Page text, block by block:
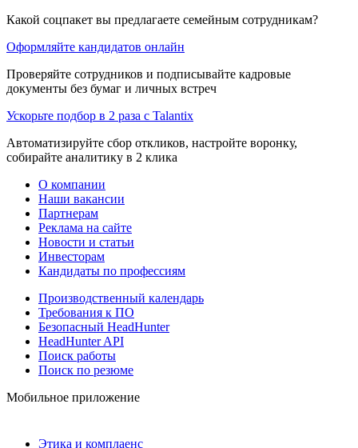
Какой соцпакет вы предлагаете семейным сотрудникам?
Оформляйте кандидатов онлайн
Проверяйте сотрудников и подписывайте кадровые
документы без бумаг и личных встреч
Ускорьте подбор в 2 раза с Talantix
Автоматизируйте сбор откликов, настройте воронку,
собирайте аналитику в 2 клика
О компании
Наши вакансии
Партнерам
Реклама на сайте
Новости и статьи
Инвесторам
Кандидаты по профессиям
Производственный календарь
Требования к ПО
Безопасный HeadHunter
HeadHunter API
Поиск работы
Поиск по резюме
Мобильное приложение
Этика и комплаенс